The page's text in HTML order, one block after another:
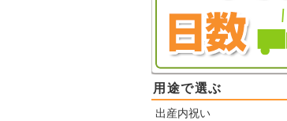
用途で選ぶ
出産内祝い